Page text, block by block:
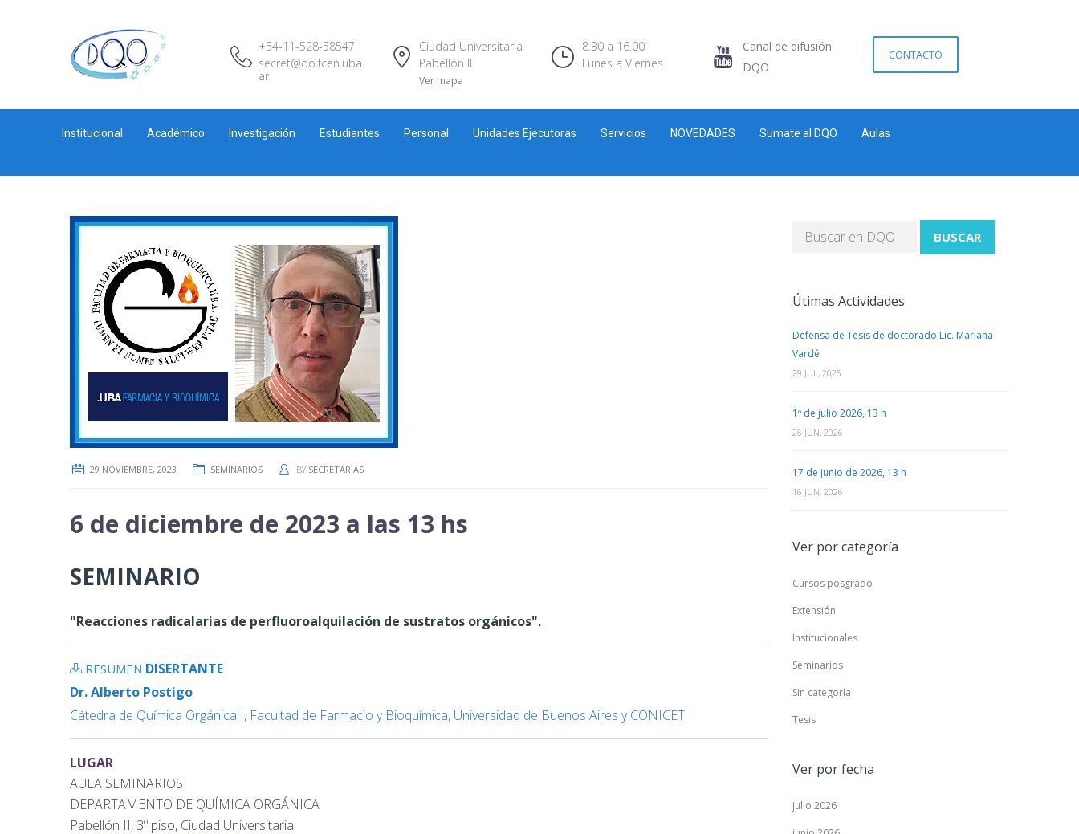
+54-11-528-58547
secret@qo.fcen.uba.
ar
Ciudad Universitaria
Pabellón II
Ver mapa
8.30 a 16.00
Lunes a Viernes
Canal de difusión
DQO
CONTACTO
Institucional Académico Investigación Estudiantes Personal Unidades Ejecutoras Servicios NOVEDADES Sumate al DQO Aulas
29 NOVIEMBRE, 2023 SEMINARIOS BY SECRETARIAS
6 de diciembre de 2023 a las 13 hs
SEMINARIO
"Reacciones radicalarias de perfluoroalquilación de sustratos orgánicos".
RESUMEN DISERTANTE
Dr. Alberto Postigo
Cátedra de Química Orgánica I, Facultad de Farmacio y Bioquímica, Universidad de Buenos Aires y CONICET
LUGAR
AULA SEMINARIOS
DEPARTAMENTO DE QUÍMICA ORGÁNICA
Pabellón II, 3º piso, Ciudad Universitaria
BUSCAR
Útimas Actividades
Defensa de Tesis de doctorado Lic. Mariana
Vardé
29 JUL, 2026
1º de julio 2026, 13 h
26 JUN, 2026
17 de junio de 2026, 13 h
16 JUN, 2026
Ver por categoría
Cursos posgrado
Extensión
Institucionales
Seminarios
Sin categoría
Tesis
Ver por fecha
julio 2026